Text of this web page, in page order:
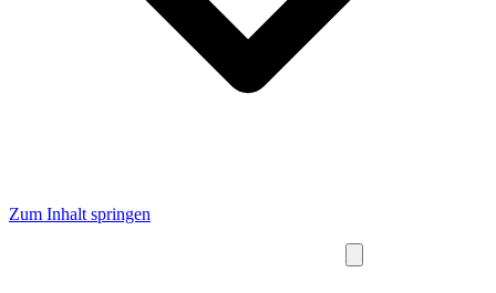
Zum Inhalt springen
schließen